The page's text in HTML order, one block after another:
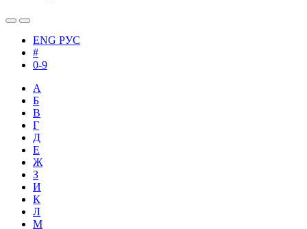
ENG РУС
#
0-9
А
Б
В
Г
Д
Е
Ж
З
И
К
Л
М